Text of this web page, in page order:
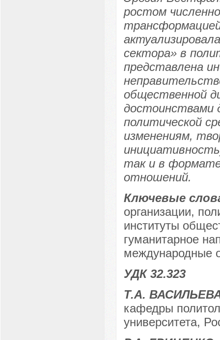
ростом
сектора» в
представлена
общественной
достоинствами
политической
изменениям,
так и в
отношений.
Ключевые
организации,
институты
гуманитарное
международные
УДК 32.323
Т.А.
кафедры
университета,